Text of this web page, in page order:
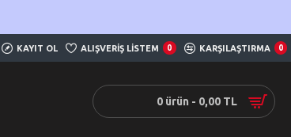
KAYIT OL ALIŞVERIŞ LISTEM 0 KARŞILAŞTIRMA 0
0 ürün - 0,00 TL